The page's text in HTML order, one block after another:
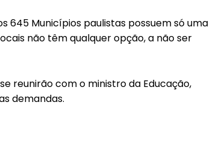
645 Municípios paulistas possuem só uma
não têm qualquer opção, a não ser
reunirão com o ministro da Educação,
demandas.